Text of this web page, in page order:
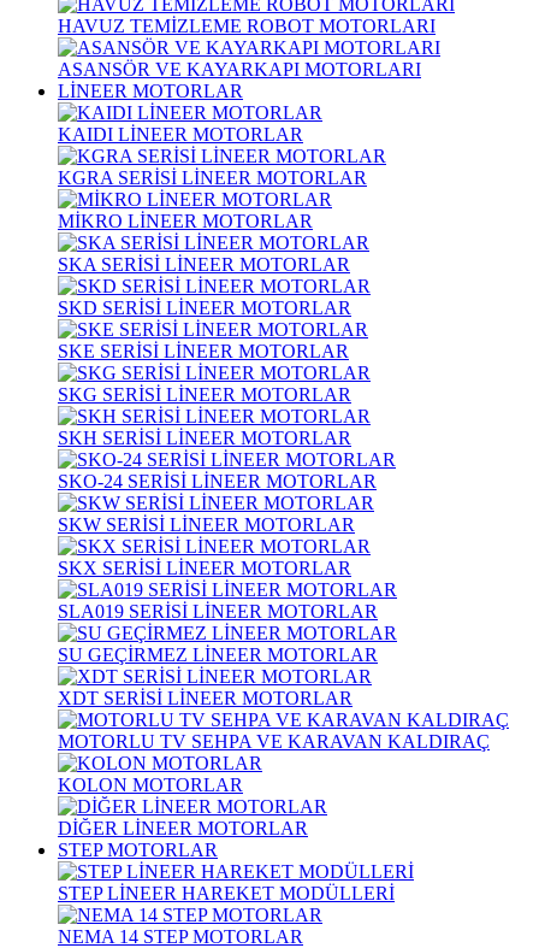
HAVUZ TEMİZLEME ROBOT MOTORLARI
ASANSÖR VE KAYARKAPI MOTORLARI
LİNEER MOTORLAR
KAIDI LİNEER MOTORLAR
KGRA SERİSİ LİNEER MOTORLAR
MİKRO LİNEER MOTORLAR
SKA SERİSİ LİNEER MOTORLAR
SKD SERİSİ LİNEER MOTORLAR
SKE SERİSİ LİNEER MOTORLAR
SKG SERİSİ LİNEER MOTORLAR
SKH SERİSİ LİNEER MOTORLAR
SKO-24 SERİSİ LİNEER MOTORLAR
SKW SERİSİ LİNEER MOTORLAR
SKX SERİSİ LİNEER MOTORLAR
SLA019 SERİSİ LİNEER MOTORLAR
SU GEÇİRMEZ LİNEER MOTORLAR
XDT SERİSİ LİNEER MOTORLAR
MOTORLU TV SEHPA VE KARAVAN KALDIRAÇ
KOLON MOTORLAR
DİĞER LİNEER MOTORLAR
STEP MOTORLAR
STEP LİNEER HAREKET MODÜLLERİ
NEMA 14 STEP MOTORLAR